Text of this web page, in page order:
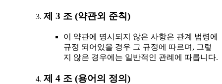
제 3 조 (약관외 준칙)
이 약관에 명시되지 않은 사항은 관계 법령에
규정 되어있을 경우 그 규정에 따르며, 그렇
지 않은 경우에는 일반적인 관례에 따릅니다.
제 4 조 (용어의 정의)